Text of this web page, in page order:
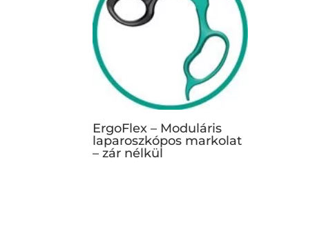
ErgoFlex – Moduláris
laparoszkópos markolat
– zár nélkül